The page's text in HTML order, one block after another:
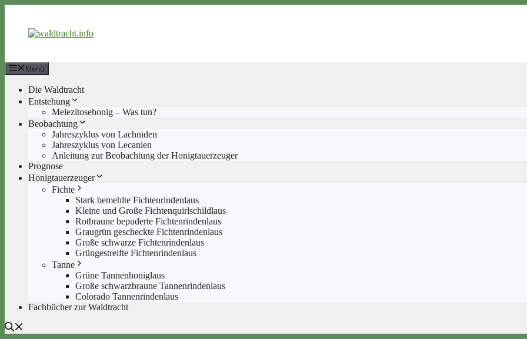
springen
Menü
Die Waldtracht
Entstehung
Melezitosehonig – Was tun?
Beobachtung
Jahreszyklus von Lachniden
Jahreszyklus von Lecanien
Anleitung zur Beobachtung der Honigtauerzeuger
Prognose
Honigtauerzeuger
Fichte
Stark bemehlte Fichtenrindenlaus
Kleine und Große Fichtenquirlschildlaus
Rotbraune bepuderte Fichtenrindenlaus
Graugrün gescheckte Fichtenrindenlaus
Große schwarze Fichtenrindenlaus
Grüngestreifte Fichtenrindenlaus
Tanne
Grüne Tannenhoniglaus
Große schwarzbraune Tannenrindenlaus
Colorado Tannenrindenlaus
Fachbücher zur Waldtracht